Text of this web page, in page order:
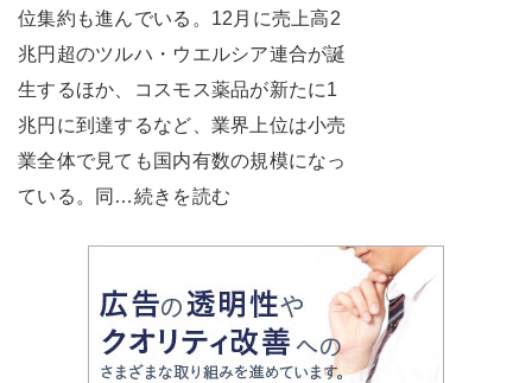
位集約も進んでいる。12月に売上高2
兆円超のツルハ・ウエルシア連合が誕
生するほか、コスモス薬品が新たに1
兆円に到達するなど、業界上位は小売
業全体で見ても国内有数の規模になっ
ている。同…続きを読む